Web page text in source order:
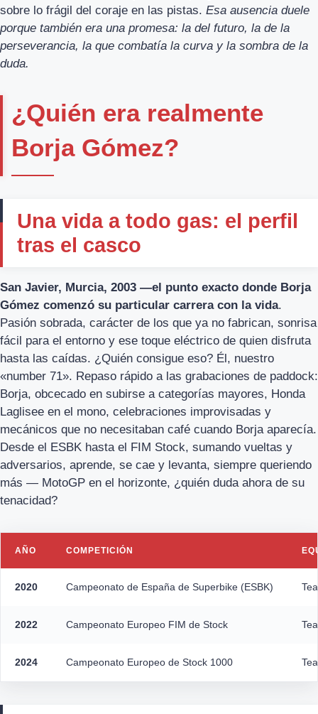
sobre lo frágil del coraje en las pistas. Esa ausencia duele
porque también era una promesa: la del futuro, la de la
perseverancia, la que combatía la curva y la sombra de la
duda.
¿Quién era realmente
Borja Gómez?
Una vida a todo gas: el perfil
tras el casco
San Javier, Murcia, 2003 —el punto exacto donde Borja
Gómez comenzó su particular carrera con la vida.
Pasión sobrada, carácter de los que ya no fabrican, sonrisa
fácil para el entorno y ese toque eléctrico de quien disfruta
hasta las caídas. ¿Quién consigue eso? Él, nuestro
«number 71». Repaso rápido a las grabaciones de paddock:
Borja, obcecado en subirse a categorías mayores, Honda
Laglisee en el mono, celebraciones improvisadas y
mecánicos que no necesitaban café cuando Borja aparecía.
Desde el ESBK hasta el FIM Stock, sumando vueltas y
adversarios, aprende, se cae y levanta, siempre queriendo
más — MotoGP en el horizonte, ¿quién duda ahora de su
tenacidad?
AÑO COMPETICIÓN
2020 Campeonato de España de Superbike (ESBK)
2022 Campeonato Europeo FIM de Stock
2024 Campeonato Europeo de Stock 1000